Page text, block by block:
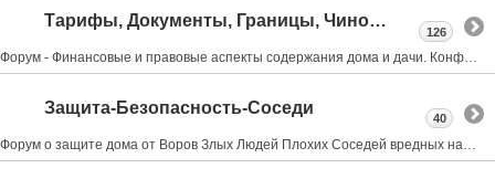
Тарифы, Документы, Границы, Чиновники
Форум - Финансовые и правовые аспекты содержания дома и дачи. Конфликты с соседями, властями.
126
Защита-Безопасность-Соседи
Форум о защите дома от Воров Злых Людей Плохих Соседей вредных насекомых и грызунах всё что может испортить нам жизнь в своем доме даче квартире
40